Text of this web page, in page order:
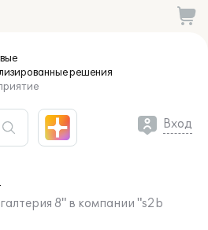
решения
Вход
8" в компании "s2b